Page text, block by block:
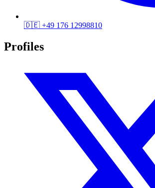
🇩🇪 +49 176 12998810
Profiles